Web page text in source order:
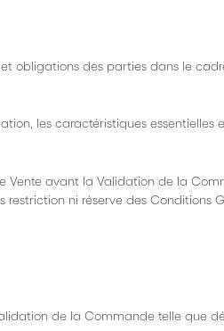
obligations des parties dans le
les caractéristiques essentielles
Vente avant la Validation de la
ni réserve des Conditions
de la Commande telle que